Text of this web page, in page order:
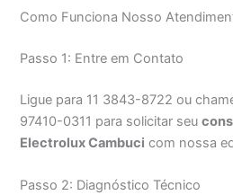
Como Funciona Nosso
Passo 1: Entre em Contato
Ligue para 11 3843-8722 ou
97410-0311 para solicitar seu
Electrolux Cambuci com nossa
Passo 2: Diagnóstico Técnico